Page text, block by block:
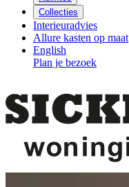
Collecties
Interieuradvies
Allure kasten op maat
English
Plan je bezoek